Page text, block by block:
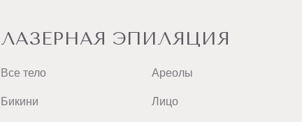
ЛАЗЕРНАЯ ЭПИЛЯЦИЯ
Все тело
Бикини
Ареолы
Лицо